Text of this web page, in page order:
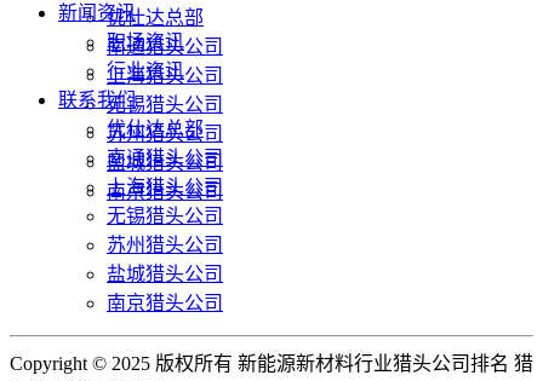
优仕达总部
南通猎头公司
上海猎头公司
无锡猎头公司
苏州猎头公司
盐城猎头公司
南京猎头公司
新闻资讯
职场资讯
行业资讯
联系我们
优仕达总部
南通猎头公司
上海猎头公司
无锡猎头公司
苏州猎头公司
盐城猎头公司
南京猎头公司
Copyright © 2025 版权所有 新能源新材料行业猎头公司排名 猎